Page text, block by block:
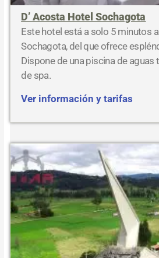
D’ Acosta Hotel Sochagota
Este hotel está a solo 5 minutos
Sochagota, del que ofrece
Dispone de una piscina de aguas
de spa.
Ver información y tarifas